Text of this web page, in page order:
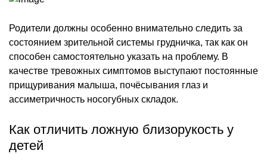
Родители должны особенно внимательно следить за
состоянием зрительной системы грудничка, так как он
способен самостоятельно указать на проблему. В
качестве тревожных симптомов выступают постоянные
прищуривания малыша, почёсывания глаз и
ассиметричность носогубных складок.
Как отличить ложную близорукость у
детей